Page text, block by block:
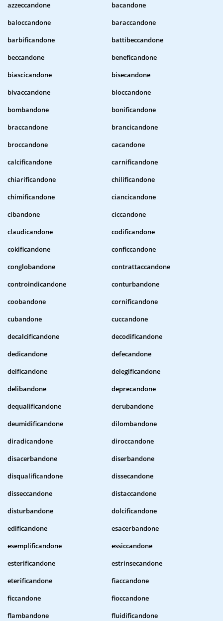
azzeccandone
bacandone
baloccandone
baraccandone
barbificandone
battibeccandone
beccandone
beneficandone
biascicandone
bisecandone
bivaccandone
bloccandone
bombandone
bonificandone
braccandone
brancicandone
broccandone
cacandone
calcificandone
carnificandone
chiarificandone
chilificandone
chimificandone
ciancicandone
cibandone
ciccandone
claudicandone
codificandone
cokificandone
conficcandone
conglobandone
contrattaccandone
controindicandone
conturbandone
coobandone
cornificandone
cubandone
cuccandone
decalcificandone
decodificandone
dedicandone
defecandone
deificandone
delegificandone
delibandone
deprecandone
dequalificandone
derubandone
deumidificandone
dilombandone
diradicandone
diroccandone
disacerbandone
diserbandone
disqualificandone
dissecandone
disseccandone
distaccandone
disturbandone
dolcificandone
edificandone
esacerbandone
esemplificandone
essiccandone
esterificandone
estrinsecandone
eterificandone
fiaccandone
ficcandone
fioccandone
flambandone
fluidificandone